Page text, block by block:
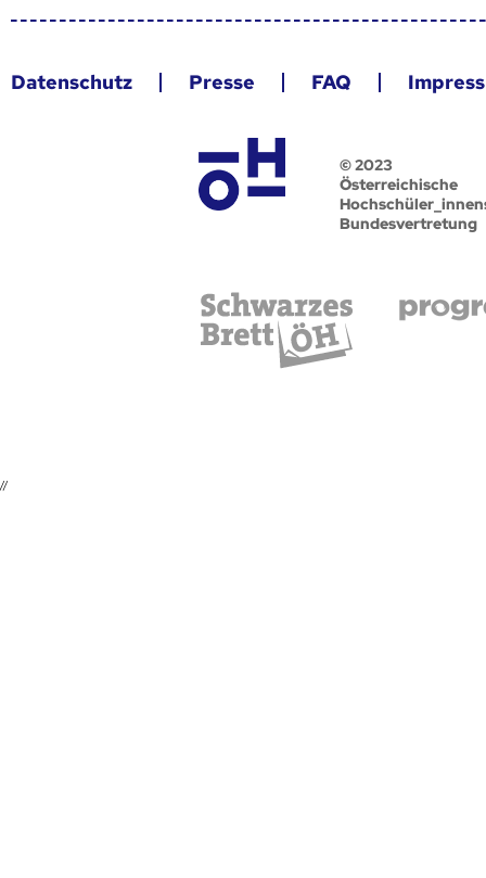
Datenschutz Presse FAQ
© 2023
Österreichische
Bundesvertretung
//